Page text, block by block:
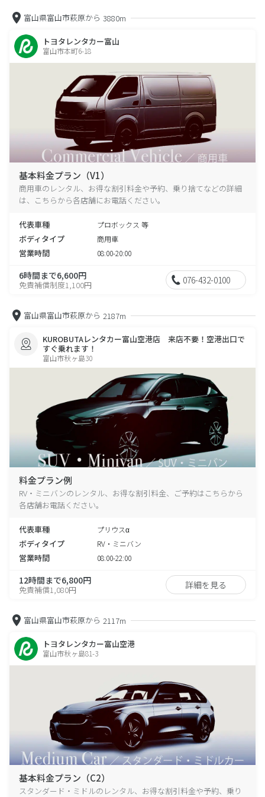
富山県富山市萩原から 3880m
トヨタレンタカー富山
富山市本町6-18
基本料金プラン（V1）
商用車のレンタル、お得な割引料金や予約、乗り捨てなどの詳細
は、こちらから各店舗にお電話ください。
代表車種 プロボックス 等
ボディタイプ 商用車
営業時間 08:00-20:00
6時間まで6,600円
免責補償制度1,100円 076-432-0100
富山県富山市萩原から 2187m
KUROBUTAレンタカー富山空港店 来店不要！空港出口で
すぐ乗れます！
富山市秋ヶ島30
料金プラン例
RV・ミニバンのレンタル、お得な割引料金、ご予約はこちらから
各店舗お電話ください。
代表車種 プリウスα
ボディタイプ RV・ミニバン
営業時間 08:00-22:00
12時間まで6,800円
免責補償1,080円 詳細を見る
富山県富山市萩原から 2117m
トヨタレンタカー富山空港
富山市秋ヶ島81-3
基本料金プラン（C2）
スタンダード・ミドルのレンタル、お得な割引料金や予約、乗り